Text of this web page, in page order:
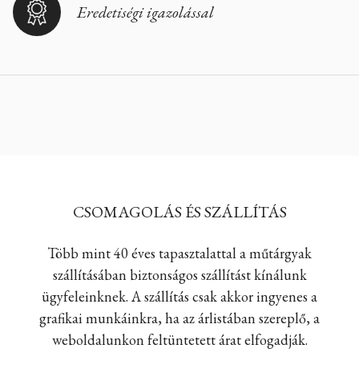
Eredetiségi igazolással
CSOMAGOLÁS ÉS SZÁLLÍTÁS
Több mint 40 éves tapasztalattal a műtárgyak
szállításában biztonságos szállítást kínálunk
ügyfeleinknek. A szállítás csak akkor ingyenes a
grafikai munkáinkra, ha az árlistában szereplő, a
weboldalunkon feltüntetett árat elfogadják.